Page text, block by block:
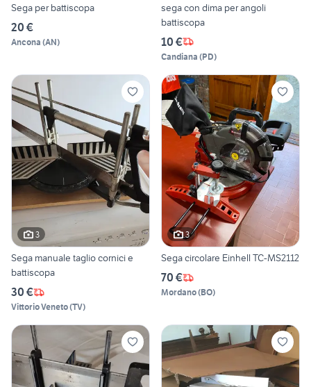
Sega per battiscopa
20 €
Ancona (AN)
sega con dima per angoli
battiscopa
10 €
Candiana (PD)
3
Sega manuale taglio cornici e
battiscopa
30 €
Vittorio Veneto(TV)
3
Sega circolare Einhell TC-MS2112
70 €
Mordano(BO)